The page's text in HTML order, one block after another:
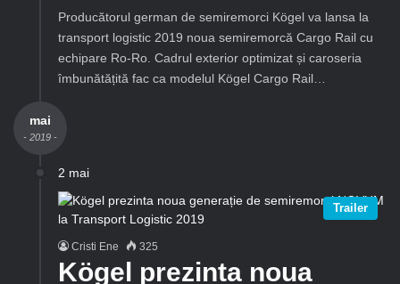
Producătorul german de semiremorci Kögel va lansa la
transport logistic 2019 noua semiremorcă Cargo Rail cu
echipare Ro-Ro. Cadrul exterior optimizat și caroseria
îmbunătățită fac ca modelul Kögel Cargo Rail…
mai
- 2019 -
2 mai
Trailer
Cristi Ene 325
Kögel prezinta noua